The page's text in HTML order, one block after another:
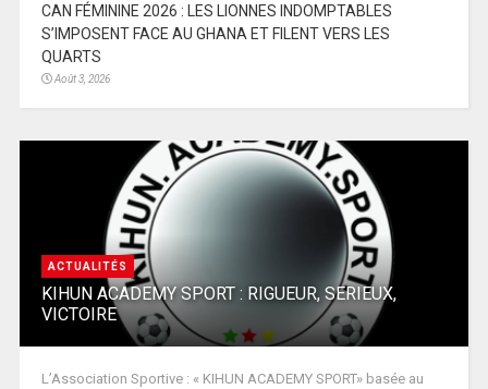
CAN FÉMININE 2026 : LES LIONNES INDOMPTABLES
S’IMPOSENT FACE AU GHANA ET FILENT VERS LES
QUARTS
Août 3, 2026
ACTUALITÉS
KIHUN ACADEMY SPORT : RIGUEUR, SERIEUX,
VICTOIRE
L’Association Sportive : « KIHUN ACADEMY SPORT» basée au